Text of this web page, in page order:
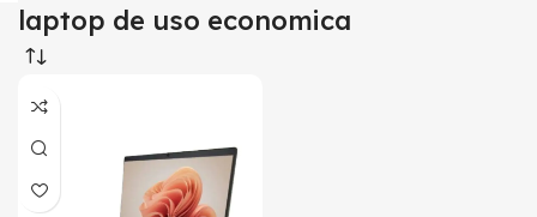
laptop de uso economica